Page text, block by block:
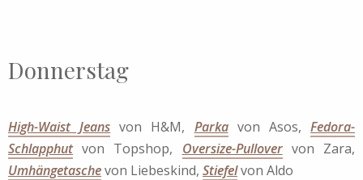
Donnerstag
High-Waist Jeans von H&M, Parkavon Asos,Fedora-
Schlapphutvon Topshop, Oversize-Pullovervon Zara,
Umhängetaschevon Liebeskind, Stiefelvon Aldo